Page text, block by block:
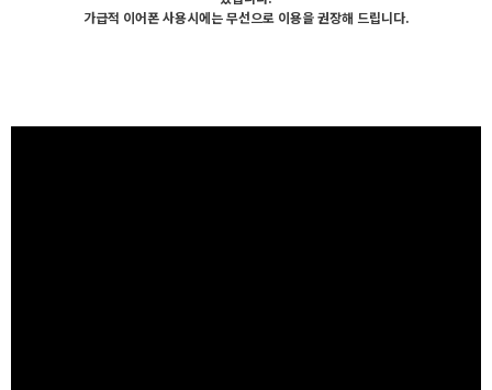
가급적 이어폰 사용시에는 무선으로 이용을 권장해 드립니다.